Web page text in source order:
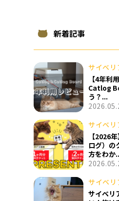
新着記事
サイベリ
【4年利
Catlog
う？...
サイベリ
【2026
ログ）の
方をわか
サイベリ
サイベリ